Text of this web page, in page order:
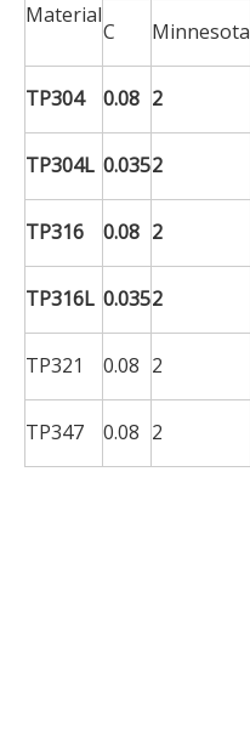
Material
C
Minnesota
TP304
0.08 2
TP304L 0.0352
TP316 0.08 2
TP316L 0.0352
TP321 0.08 2
TP347 0.08 2